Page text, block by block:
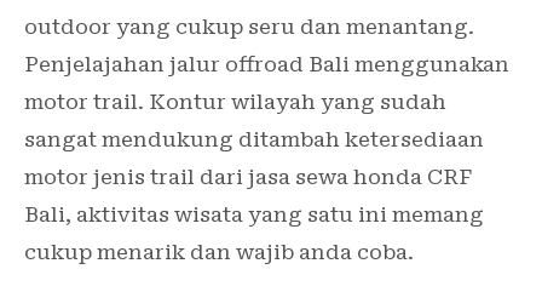
outdoor yang cukup seru dan menantang.
Penjelajahan jalur offroad Bali menggunakan
motor trail. Kontur wilayah yang sudah
sangat mendukung ditambah ketersediaan
motor jenis trail dari jasa sewa honda CRF
Bali, aktivitas wisata yang satu ini memang
cukup menarik dan wajib anda coba.